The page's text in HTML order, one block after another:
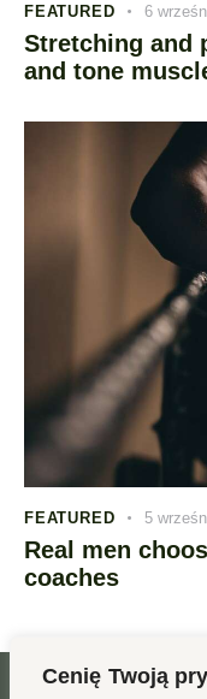
Cenię Twoją
FEATURED 6
Stretching and
and tone
FEATURED 5
Real men
coaches